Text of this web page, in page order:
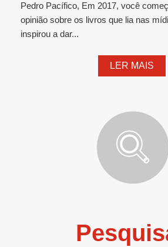
Pedro Pacífico, Em 2017, você
opinião sobre os livros que lia nas
inspirou a dar...
LER MAIS